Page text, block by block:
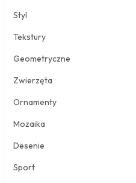
Styl
Tekstury
Geometryczne
Zwierzęta
Ornamenty
Mozaika
Desenie
Sport